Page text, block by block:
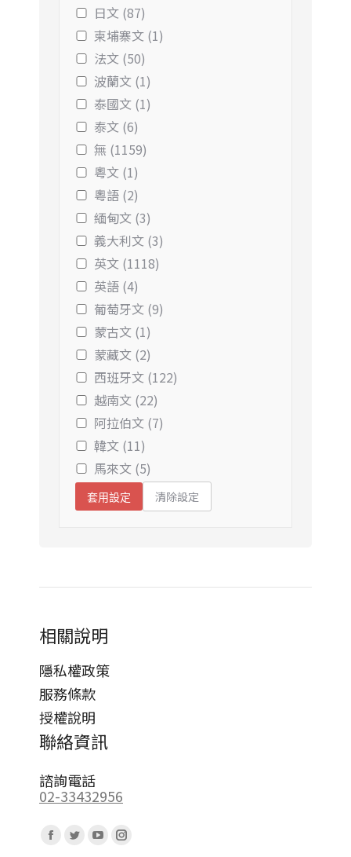
日文 (87)
柬埔寨文 (1)
法文 (50)
波蘭文 (1)
泰國文 (1)
泰文 (6)
無 (1159)
粵文 (1)
粵語 (2)
緬甸文 (3)
義大利文 (3)
英文 (1118)
英語 (4)
葡萄牙文 (9)
蒙古文 (1)
蒙藏文 (2)
西班牙文 (122)
越南文 (22)
阿拉伯文 (7)
韓文 (11)
馬來文 (5)
套用設定 清除設定
相關說明
隱私權政策
服務條款
授權說明
聯絡資訊
諮詢電話
02-33432956
Facebook
TwitterYouTubeInstagram